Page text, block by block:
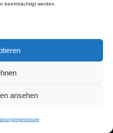
beeinträchtigt werden.
ansehen
Impressum
– leichte, sättigende und
– einfache und